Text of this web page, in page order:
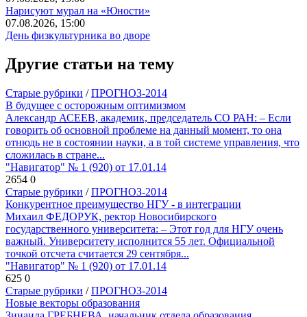
Нарисуют мурал на «Юности»
07.08.2026, 15:00
День физкультурника во дворе
Другие статьи на тему
Старые рубрики /ПРОГНОЗ-2014
В будущее с осторожным оптимизмом
Александр АСЕЕВ, академик, председатель СО РАН: – Если
говорить об основной проблеме на данный момент, то она
отнюдь не в состоянии науки, а в той системе управления, что
сложилась в стране...
"Навигатор" № 1 (920) от 17.01.14
2654 0
Старые рубрики /ПРОГНОЗ-2014
Конкурентное преимущество НГУ - в интеграции
Михаил ФЕДОРУК, ректор Новосибирского
государственного университета: – Этот год для НГУ очень
важный. Университету исполнится 55 лет. Официальной
точкой отсчета считается 29 сентября...
"Навигатор" № 1 (920) от 17.01.14
625 0
Старые рубрики /ПРОГНОЗ-2014
Новые векторы образования